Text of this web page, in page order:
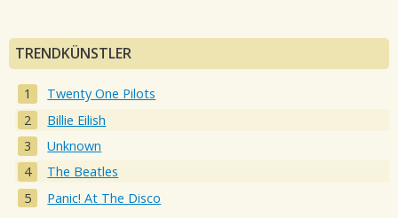
TRENDKÜNSTLER
Twenty One Pilots
Billie Eilish
Unknown
The Beatles
Panic! At The Disco